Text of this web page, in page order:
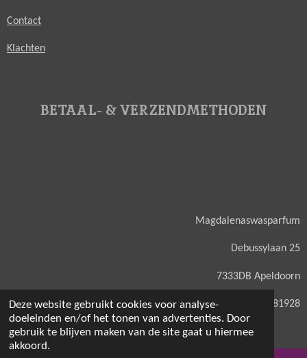
Deze website gebruikt cookies voor analyse-
doeleinden en/of het tonen van advertenties. Door
gebruik te blijven maken van de site gaat u hiermee
akkoord.
Contact
Klachten
BETAAL- & VERZENDMETHODEN
Magdalenaswasparfum
Debussylaan 25
7333DB Apeldoorn
KVK: 71581928